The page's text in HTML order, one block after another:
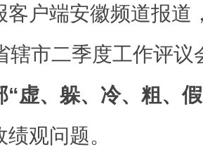
客户端安徽频道报道
辖市二季度工作评议
“虚、躲、冷、粗、
观问题。